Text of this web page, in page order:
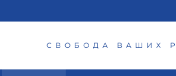
СВОБОДА ВАШИХ